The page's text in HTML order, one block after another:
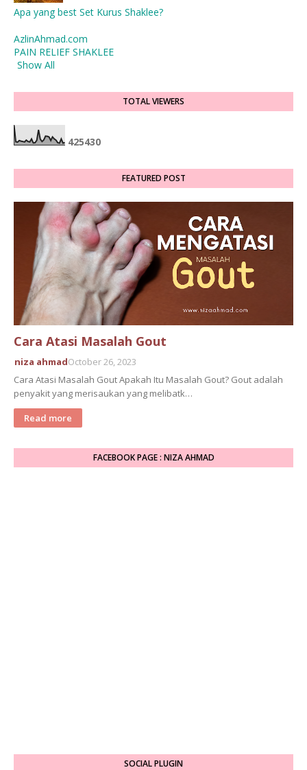
Apa yang best Set Kurus Shaklee?
AzlinAhmad.com
PAIN RELIEF SHAKLEE
Show All
TOTAL VIEWERS
425430
FEATURED POST
Cara Atasi Masalah Gout
niza ahmadOctober 26, 2023
Cara Atasi Masalah Gout Apakah Itu Masalah Gout? Gout adalah
penyakit yang merisaukan yang melibatk…
Read more
FACEBOOK PAGE : NIZA AHMAD
SOCIAL PLUGIN